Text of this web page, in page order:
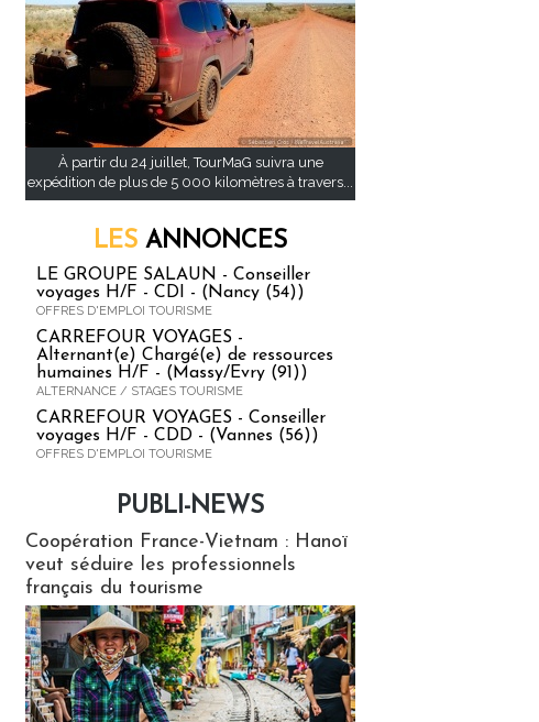
À partir du 24 juillet, TourMaG suivra une
expédition de plus de 5 000 kilomètres à travers...
LES ANNONCES
LE GROUPE SALAUN - Conseiller
voyages H/F - CDI - (Nancy (54))
OFFRES D'EMPLOI TOURISME
CARREFOUR VOYAGES -
Alternant(e) Chargé(e) de ressources
humaines H/F - (Massy/Evry (91))
ALTERNANCE / STAGES TOURISME
CARREFOUR VOYAGES - Conseiller
voyages H/F - CDD - (Vannes (56))
OFFRES D'EMPLOI TOURISME
PUBLI-NEWS
Coopération France-Vietnam : Hanoï
veut séduire les professionnels
français du tourisme